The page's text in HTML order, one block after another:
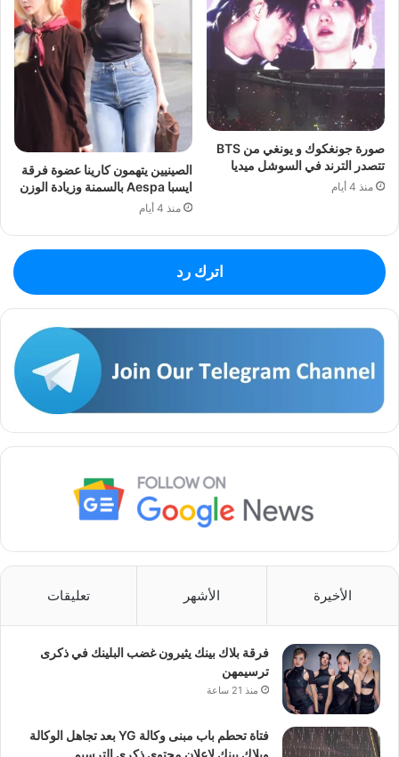
صورة جونغكوك و يونغي من BTS
تتصدر الترند في السوشل ميديا
منذ 4 أيام
الصينيين يتهمون كارينا عضوة فرقة
ايسبا Aespa بالسمنة وزيادة الوزن
منذ 4 أيام
اترك رد
الأخيرة الأشهر تعليقات
فرقة بلاك بينك يثيرون غضب البلينك في ذكرى
ترسيمهن
منذ 21 ساعة
فتاة تحطم باب مبنى وكالة YG بعد تجاهل الوكالة
وبلاك بينك لإعلان محتوى ذكرى الترسيم